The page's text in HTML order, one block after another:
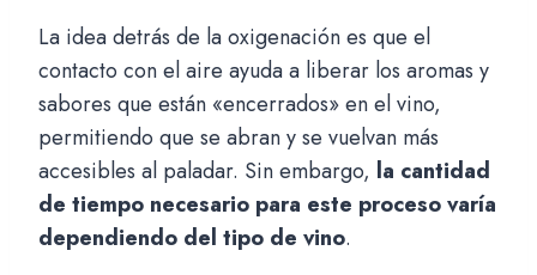
La idea detrás de la oxigenación es que el
contacto con el aire ayuda a liberar los aromas y
sabores que están «encerrados» en el vino,
permitiendo que se abran y se vuelvan más
accesibles al paladar. Sin embargo, la cantidad
de tiempo necesario para este proceso varía
dependiendo del tipo de vino.